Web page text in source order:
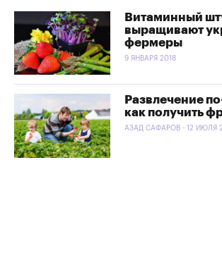
Витаминный
выращивают
фермеры
9 ЯНВАРЯ 2018
Развлечение
как получить
АЗАД САФАРОВ - 12 ИЮЛЯ